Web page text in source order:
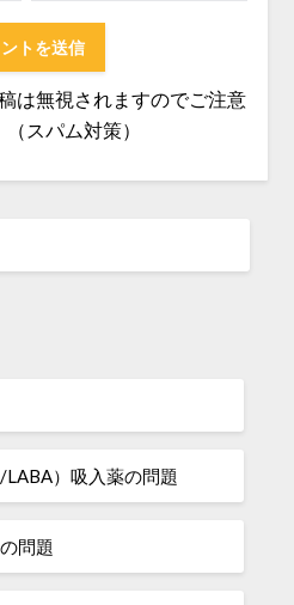
は無視されますのでご注意
スパム対策）
）吸入薬の問題
問題